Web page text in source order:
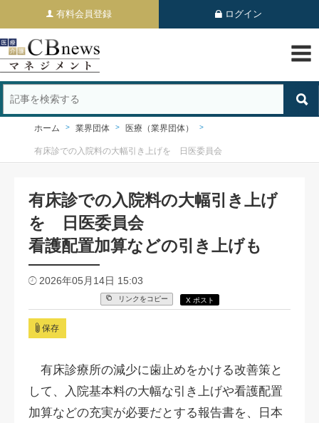
有料会員登録 ログイン
ホーム 業界団体 医療（業界団体）
有床診での入院料の大幅引き上げを 日医委員会
有床診での入院料の大幅引き上げ
を 日医委員会
看護配置加算などの引き上げも
2026年05月14日 15:03
リンクをコピー X ポスト
保存
有床診療所の減少に歯止めをかける改善策と
して、入院基本料の大幅な引き上げや看護配置
加算などの充実が必要だとする報告書を、日本